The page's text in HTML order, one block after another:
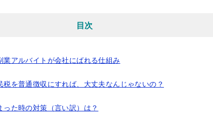
目次
アルバイトが会社にばれる仕組み
を普通徴収にすれば、大丈夫なんじゃないの？
た時の対策（言い訳）は？